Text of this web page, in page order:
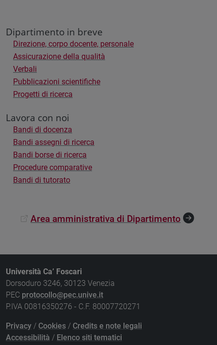
Dipartimento in breve
Direzione, corpo docente, personale
Assicurazione della qualità
Verbali
Pubblicazioni scientifiche
Progetti di ricerca
Lavora con noi
Bandi di docenza
Bandi assegni di ricerca
Bandi borse di ricerca
Procedure comparative
Bandi di tutorato
Area amministrativa di Dipartimento
Università Ca’ Foscari
Dorsoduro 3246, 30123 Venezia
PEC protocollo@pec.unive.it
P.IVA 00816350276 - C.F. 80007720271
Privacy / Cookies / Credits e note legali
Accessibilità / Elenco siti tematici